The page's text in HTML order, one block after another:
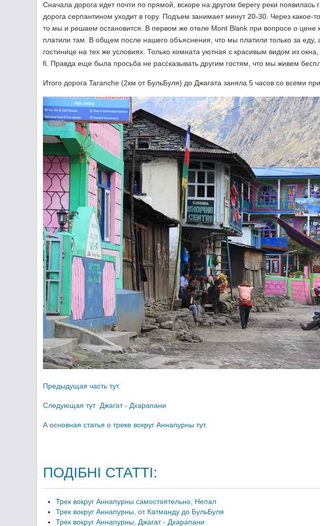
Сначала дорога идет почти по прямой, вскоре на другом берегу реки появилась
дорога серпантином уходит в гору. Подъем занимает минут 20-30. Через какое-
то мы и решаем остановится. В первом же отеле Mont Blank при вопросе о цене
платили там. В общем после нашего объяснения, что мы платили только за
гостинице на тех же условиях. Только комната уютная с красивым видом из
fi. Правда еще была просьба не рассказывать другим гостям, что мы живем
Итого дорога Taranche (2км от БульБуля) до Джагата заняла 5 часов со всеми
Предыдущая часть тут.
Следующая тут Джагат - Дхарапани
А основная статья о треке вокруг Аннапурны тут.
ПОДІБНІ СТАТТІ:
Трек вокруг Аннапурны самостоятельно, Непал
Трек вокруг Аннапурны, от Катманду до БульБуля
Трек вокруг Аннапурны, Джагат - Дхарапани